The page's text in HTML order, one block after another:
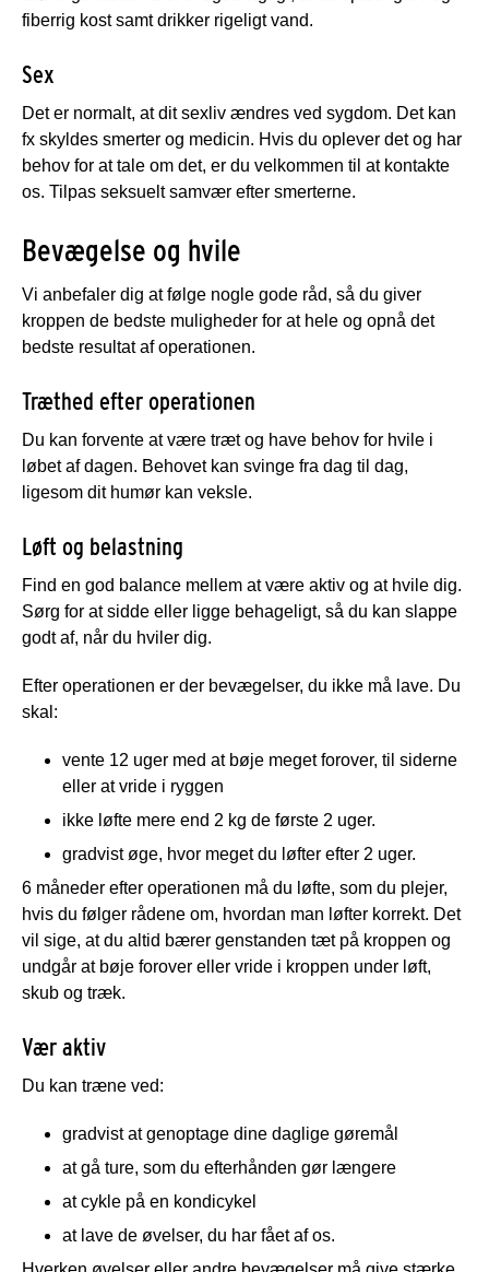
fiberrig kost samt drikker rigeligt vand.
Sex
Det er normalt, at dit sexliv ændres ved sygdom. Det kan
fx skyldes smerter og medicin. Hvis du oplever det og har
behov for at tale om det, er du velkommen til at kontakte
os. Tilpas seksuelt samvær efter smerterne.
Bevægelse og hvile
Vi anbefaler dig at følge nogle gode råd, så du giver
kroppen de bedste muligheder for at hele og opnå det
bedste resultat af operationen.
Træthed efter operationen
Du kan forvente at være træt og have behov for hvile i
løbet af dagen. Behovet kan svinge fra dag til dag,
ligesom dit humør kan veksle.
Løft og belastning
Find en god balance mellem at være aktiv og at hvile dig.
Sørg for at sidde eller ligge behageligt, så du kan slappe
godt af, når du hviler dig.
Efter operationen er der bevægelser, du ikke må lave. Du
skal:
vente 12 uger med at bøje meget forover, til siderne
eller at vride i ryggen
ikke løfte mere end 2 kg de første 2 uger.
gradvist øge, hvor meget du løfter efter 2 uger.
6 måneder efter operationen må du løfte, som du plejer,
hvis du følger rådene om, hvordan man løfter korrekt. Det
vil sige, at du altid bærer genstanden tæt på kroppen og
undgår at bøje forover eller vride i kroppen under løft,
skub og træk.
Vær aktiv
Du kan træne ved:
gradvist at genoptage dine daglige gøremål
at gå ture, som du efterhånden gør længere
at cykle på en kondicykel
at lave de øvelser, du har fået af os.